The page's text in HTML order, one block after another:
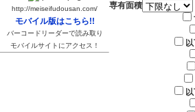
http://meiseifudousan.com/
モバイル版はこちら!!
バーコードリーダーで読み取り
モバイルサイトにアクセス！
専有面積